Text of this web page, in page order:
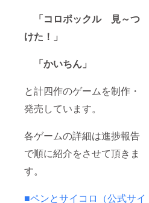
「コロポックル 見～つ
けた！」
「かいちん」
と計四作のゲームを制作・
発売しています。
各ゲームの詳細は進捗報告
で順に紹介をさせて頂きま
す。
■ペンとサイコロ（公式サイ